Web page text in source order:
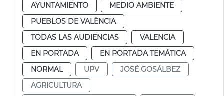
AYUNTAMIENTO
MEDIO AMBIENTE
PUEBLOS DE VALÈNCIA
TODAS LAS AUDIENCIAS
VALENCIA
EN PORTADA
EN PORTADA TEMÁTICA
NORMAL
UPV
JOSÉ GOSÁLBEZ
AGRICULTURA